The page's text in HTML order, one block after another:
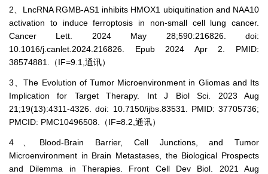
2、LncRNA RGMB-AS1 inhibits HMOX1 ubiquitination and NAA10
activation to induce ferroptosis in non-small cell lung cancer.
Cancer Lett. 2024 May 28;590:216826. doi:
10.1016/j.canlet.2024.216826. Epub 2024 Apr 2. PMID:
38574881.（IF=9.1,通讯）
3、The Evolution of Tumor Microenvironment in Gliomas and Its
Implication for Target Therapy. Int J Biol Sci. 2023 Aug
21;19(13):4311-4326. doi: 10.7150/ijbs.83531. PMID: 37705736;
PMCID: PMC10496508.（IF=8.2,通讯）
4、Blood-Brain Barrier, Cell Junctions, and Tumor
Microenvironment in Brain Metastases, the Biological Prospects
and Dilemma in Therapies. Front Cell Dev Biol. 2021 Aug